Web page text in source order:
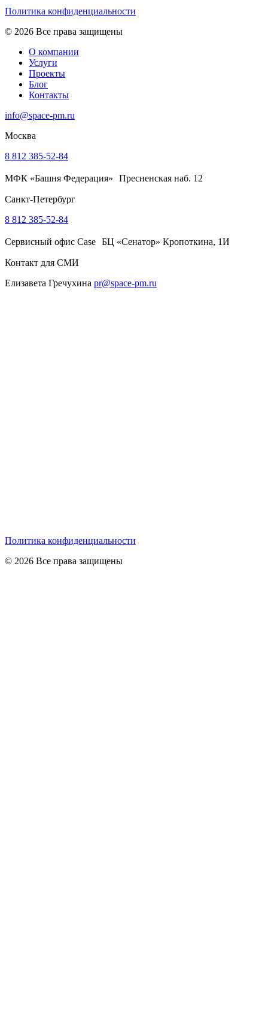
Политика конфиденциальности
© 2026 Все права защищены
О компании
Услуги
Проекты
Блог
Контакты
info@space-pm.ru
Москва
8 812 385-52-84
МФК «Башня Федерация» Пресненская наб. 12
Санкт-Петербург
8 812 385-52-84
Сервисный офис Case БЦ «Сенатор» Кропоткина, 1И
Контакт для СМИ
Елизавета Гречухина pr@space-pm.ru
Политика конфиденциальности
© 2026 Все права защищены